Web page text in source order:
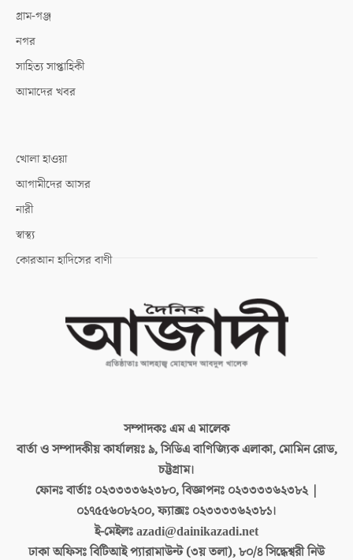
গ্রাম-গঞ্জ
নগর
সাহিত্য সাপ্তাহিকী
আমাদের খবর
খোলা হাওয়া
আগামীদের আসর
নারী
স্বাস্থ্য
কোরআন হাদিসের বাণী
সম্পাদকঃএম এ মালেক
বার্তা ও সম্পাদকীয় কার্যালয়ঃ৯, সিডিএ বাণিজ্যিক এলাকা, মোমিন রোড,
চট্টগ্রাম।
ফোনঃ বার্তাঃ ০২৩৩৩৩৬২৩৮০, বিজ্ঞাপনঃ ০২৩৩৩৩৬২৩৮২ |
০১৭৫৫৬০৮২০০, ফ্যাক্সঃ ০২৩৩৩৩৬২৩৮১।
ই-মেইলঃazadi@dainikazadi.net
ঢাকা অফিসঃবিটিআই প্যারামাউন্ট (৩য় তলা), ৮০/৪ সিদ্ধেশ্বরী নিউ